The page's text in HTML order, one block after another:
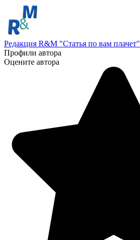
Редакция R&M "Статья по вам плачет"
Профили автора
Оцените автора